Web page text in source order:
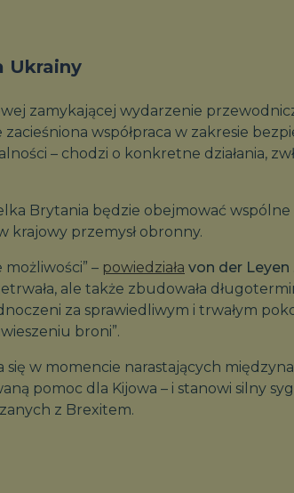
Ukrainy
zamykającej wydarzenie
​​zacieśniona współpraca w zakresie
– chodzi o konkretne działania,
Brytania będzie obejmować
krajowy przemysł obronny.
– powiedziała von der Leyen
ale także zbudowała
za sprawiedliwym i trwałym
broni”.
się w momencie narastających
pomoc dla Kijowa – i stanowi silny
z Brexitem.